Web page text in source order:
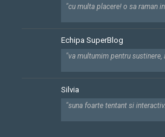
"cu multa placere! o sa raman
Echipa SuperBlog
"va multumim pentru sustinere,
Silvia
"suna foarte tentant si